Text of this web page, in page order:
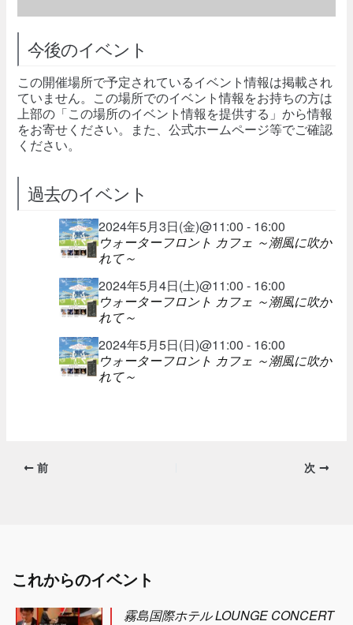
今後のイベント
この開催場所で予定されているイベント情報は掲載され
ていません。この場所でのイベント情報をお持ちの方は
上部の「この場所のイベント情報を提供する」から情報
をお寄せください。また、公式ホームページ等でご確認
ください。
過去のイベント
2024年5月3日(金)@11:00 - 16:00
ウォーターフロント カフェ ～潮風に吹か
れて～
2024年5月4日(土)@11:00 - 16:00
ウォーターフロント カフェ ～潮風に吹か
れて～
2024年5月5日(日)@11:00 - 16:00
ウォーターフロント カフェ ～潮風に吹か
れて～
前 次
これからのイベント
霧島国際ホテル LOUNGE CONCERT